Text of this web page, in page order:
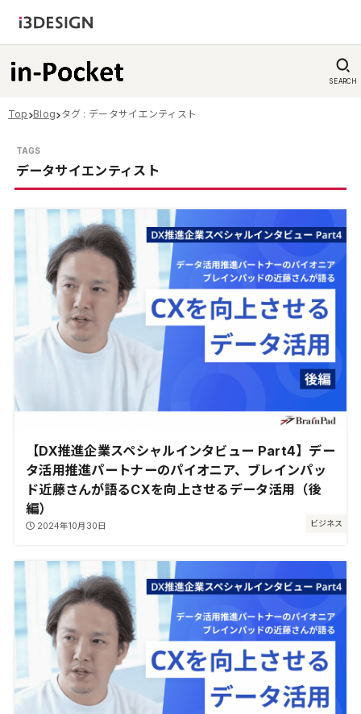
SEARCH
Top Blog タグ : データサイエンティスト
データサイエンティスト
ビジネス
【DX推進企業スペシャルインタビュー Part4】デー
タ活用推進パートナーのパイオニア、ブレインパッ
ド近藤さんが語るCXを向上させるデータ活用（後
編）
2024年10月30日